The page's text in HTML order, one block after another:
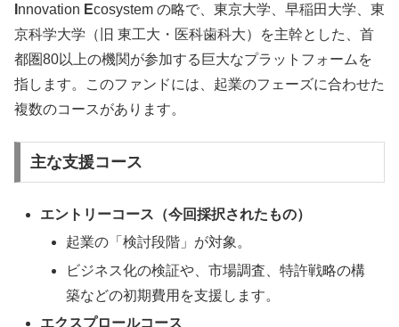
nnovation Ecosystem の略で、東京大学、早稲田大学、東
京科学大学（旧 東工大・医科歯科大）を主幹とした、首
都圏80以上の機関が参加する巨大なプラットフォームを
指します。このファンドには、起業のフェーズに合わせた
複数のコースがあります。
主な支援コース
エントリーコース（今回採択されたもの）
起業の「検討段階」が対象。
ビジネス化の検証や、市場調査、特許戦略の構
築などの初期費用を支援します。
エクスプロールコース